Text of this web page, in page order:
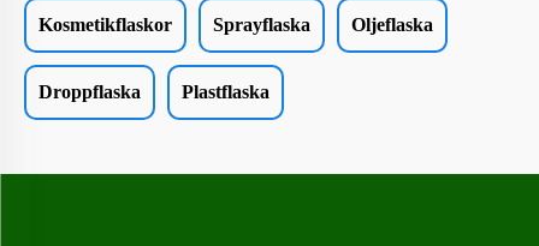
Kosmetikflaskor Sprayflaska Oljeflaska
Droppflaska Plastflaska